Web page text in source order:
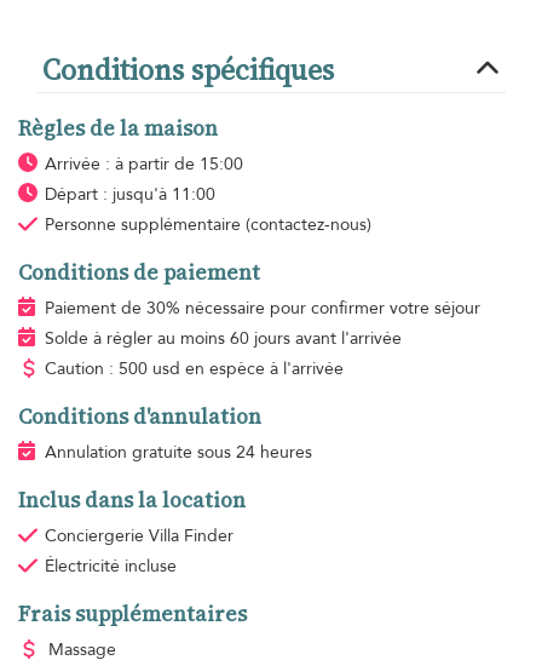
Conditions spécifiques
Règles de la maison
Arrivée : à partir de 15:00
Départ : jusqu'à 11:00
Personne supplémentaire (contactez-nous)
Conditions de paiement
Paiement de 30% nécessaire pour confirmer votre séjour
Solde à régler au moins 60 jours avant l'arrivée
Caution : 500 usd en espèce à l'arrivée
Conditions d'annulation
Annulation gratuite sous 24 heures
Inclus dans la location
Conciergerie Villa Finder
Électricité incluse
Frais supplémentaires
Massage